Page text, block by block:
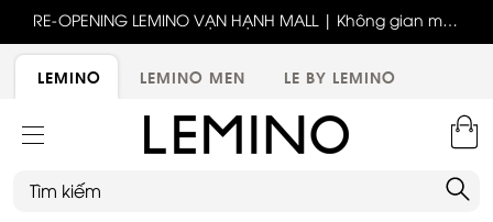
RE-OPENING LEMINO VẠN HẠNH MALL | Không gian mới,
trải nghiệm mới, ưu đãi tri ân đặc biệt
LEMINO
LEMINO MEN LE BY LEMINO